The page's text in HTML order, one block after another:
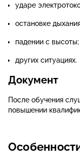
ударе
остановке
падении с высоты;
других ситуациях.
Документ
После обучения
повышении